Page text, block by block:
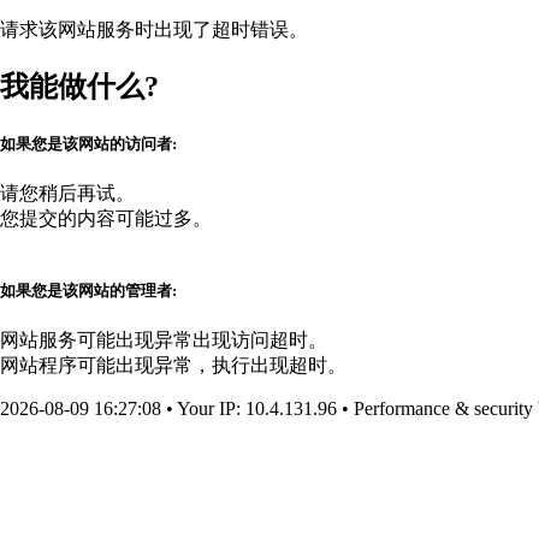
请求该网站服务时出现了超时错误。
我能做什么?
如果您是该网站的访问者:
请您稍后再试。
您提交的内容可能过多。
如果您是该网站的管理者:
网站服务可能出现异常出现访问超时。
网站程序可能出现异常，执行出现超时。
2026-08-09 16:27:08 • Your IP: 10.4.131.96 • Performance & security